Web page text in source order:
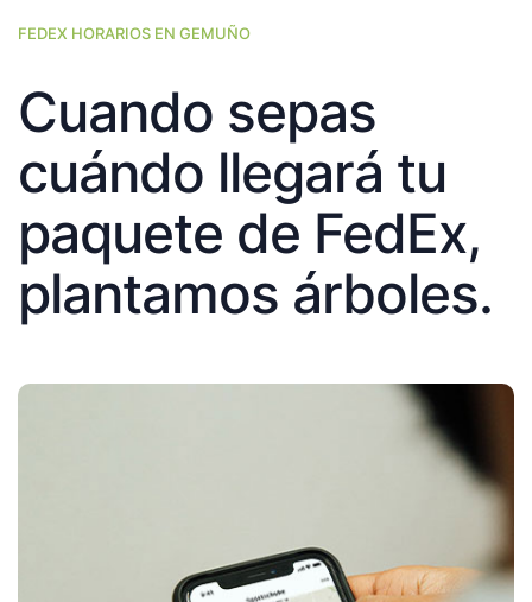
FEDEX HORARIOS EN GEMUÑO
Cuando sepas
cuándo llegará tu
paquete de FedEx,
plantamos árboles.